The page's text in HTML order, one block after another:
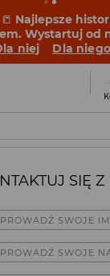
📒 Najlepsze
Wystartuj od
niej
Dla niego
SIĘ